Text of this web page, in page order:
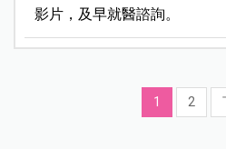
影片，及早就醫諮詢。
1 2